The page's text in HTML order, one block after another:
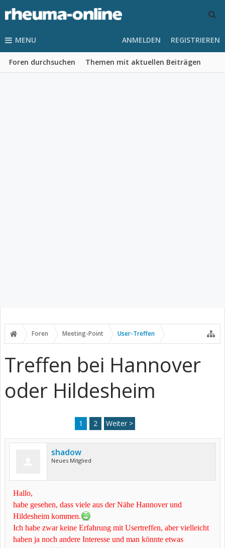
MENU
Foren durchsuchen Themen mit aktuellen Beiträgen
ANMELDEN REGISTRIEREN
Foren Meeting-Point User-Treffen
Treffen bei Hannover
oder Hildesheim
1 2 Weiter >
shadow
Neues Mitglied
Hallo,
habe gesehen, dass viele aus der Nähe Hannover und
Hildesheim kommen.
Ich habe zwar keine Erfahrung mit Usertreffen, aber vielleicht
haben ja noch andere Interesse und man könnte etwas